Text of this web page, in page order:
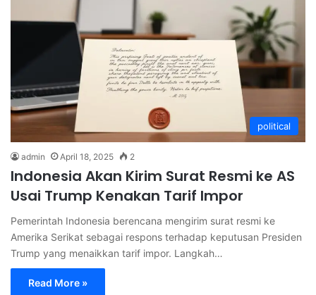
political
admin April 18, 2025 2
Indonesia Akan Kirim Surat Resmi ke AS
Usai Trump Kenakan Tarif Impor
Pemerintah Indonesia berencana mengirim surat resmi ke
Amerika Serikat sebagai respons terhadap keputusan Presiden
Trump yang menaikkan tarif impor. Langkah…
Read More »